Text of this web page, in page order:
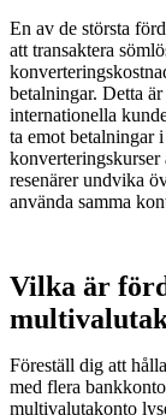
En av de största
att transaktera
betalningar. Detta
internationella
ta emot betalningar
konverteringskurser
resenärer undvika
använda samma
Vilka är
Föreställ dig att
med flera
multivalutakonto